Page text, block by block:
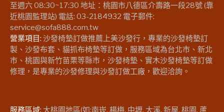
至週六 08:30~17:30 地址：桃園市八德區介壽路一段28號 (靠
近桃園監理站) 電話: 03-2184932 電子郵件:
service@sofa888.com.tw
營業項目: 沙發椅墊訂做推薦上美沙發行，專業的沙發椅墊訂
製、沙發布套、貓抓布椅墊等訂做，服務區域為台北市、新北
市、桃園與新竹苗栗等縣市，沙發椅墊、實木沙發椅墊等訂做
修理，是專業的沙發修理與沙發訂做工廠，歡迎洽詢。
服務區域: 大桃園地區(如:南崁, 楊梅, 中壢, 大溪, 新屋, 桃園, 蘆